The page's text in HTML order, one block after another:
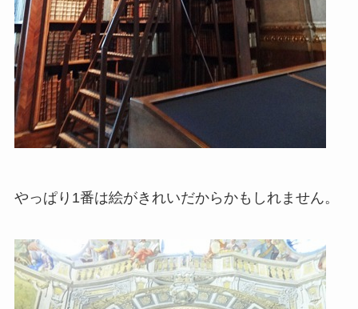
やっぱり1番は絵がきれいだからかもしれません。